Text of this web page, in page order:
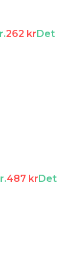
262 krDet
487 krDet